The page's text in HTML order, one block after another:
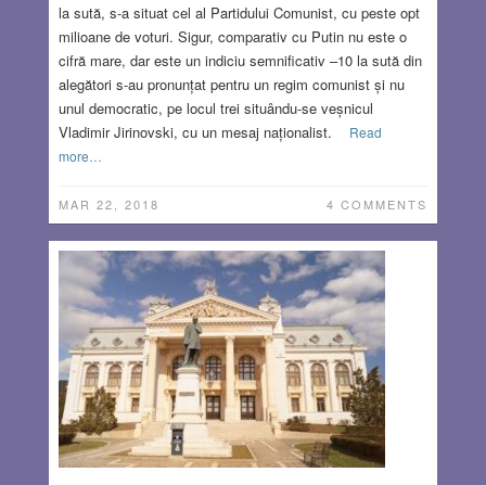
la sută, s-a situat cel al Partidului Comunist, cu peste opt
milioane de voturi. Sigur, comparativ cu Putin nu este o
cifră mare, dar este un indiciu semnificativ –10 la sută din
alegători s-au pronunțat pentru un regim comunist și nu
unul democratic, pe locul trei situându-se veșnicul
Vladimir Jirinovski, cu un mesaj naționalist.
Read
more…
MAR 22, 2018 4 COMMENTS